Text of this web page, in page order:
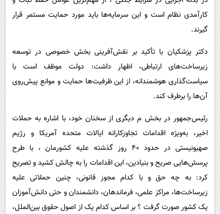
کارآمدی نظام است و این سرمایه‌ها باید مورد حمایت مستمر قرار
گیرند.
دکتر پزشکیان با تأکید بر نقش‌آفرینی بخش خصوصی در توسعه
زیرساخت‌های ارتباطی، اظهار داشت: دولت موظف است با
سیاست‌گذاری هوشمندانه، از این ظرفیت‌ها حمایت و موانع پیش‌روی
آن‌ها را برطرف کند.
رئیس‌جمهور در بخش م دیگری از سخنان خود، با اشاره به حملات
اخیر، به‌ویژه اقدامات تجاوزکارانه ایالات متحده آمریکا و رژیم
صهیونیستی در حدود ۴۰ روز گذشته علیه کشورمان ، با طرح
پرسش‌هایی صریح و بنیادین، این اقدامات را به چالش کشید و تصریح
کرد: به چه حق و با کدام مجوز قانونی، چنین حملاتی علیه
زیرساخت‌ها، مراکز علمی، فرماندهان، دانشمندان و حتی دانش‌آموزان
یک کشور صورت گرفت ؟ بر اساس کدام یک از اصول حقوق بین‌الملل،